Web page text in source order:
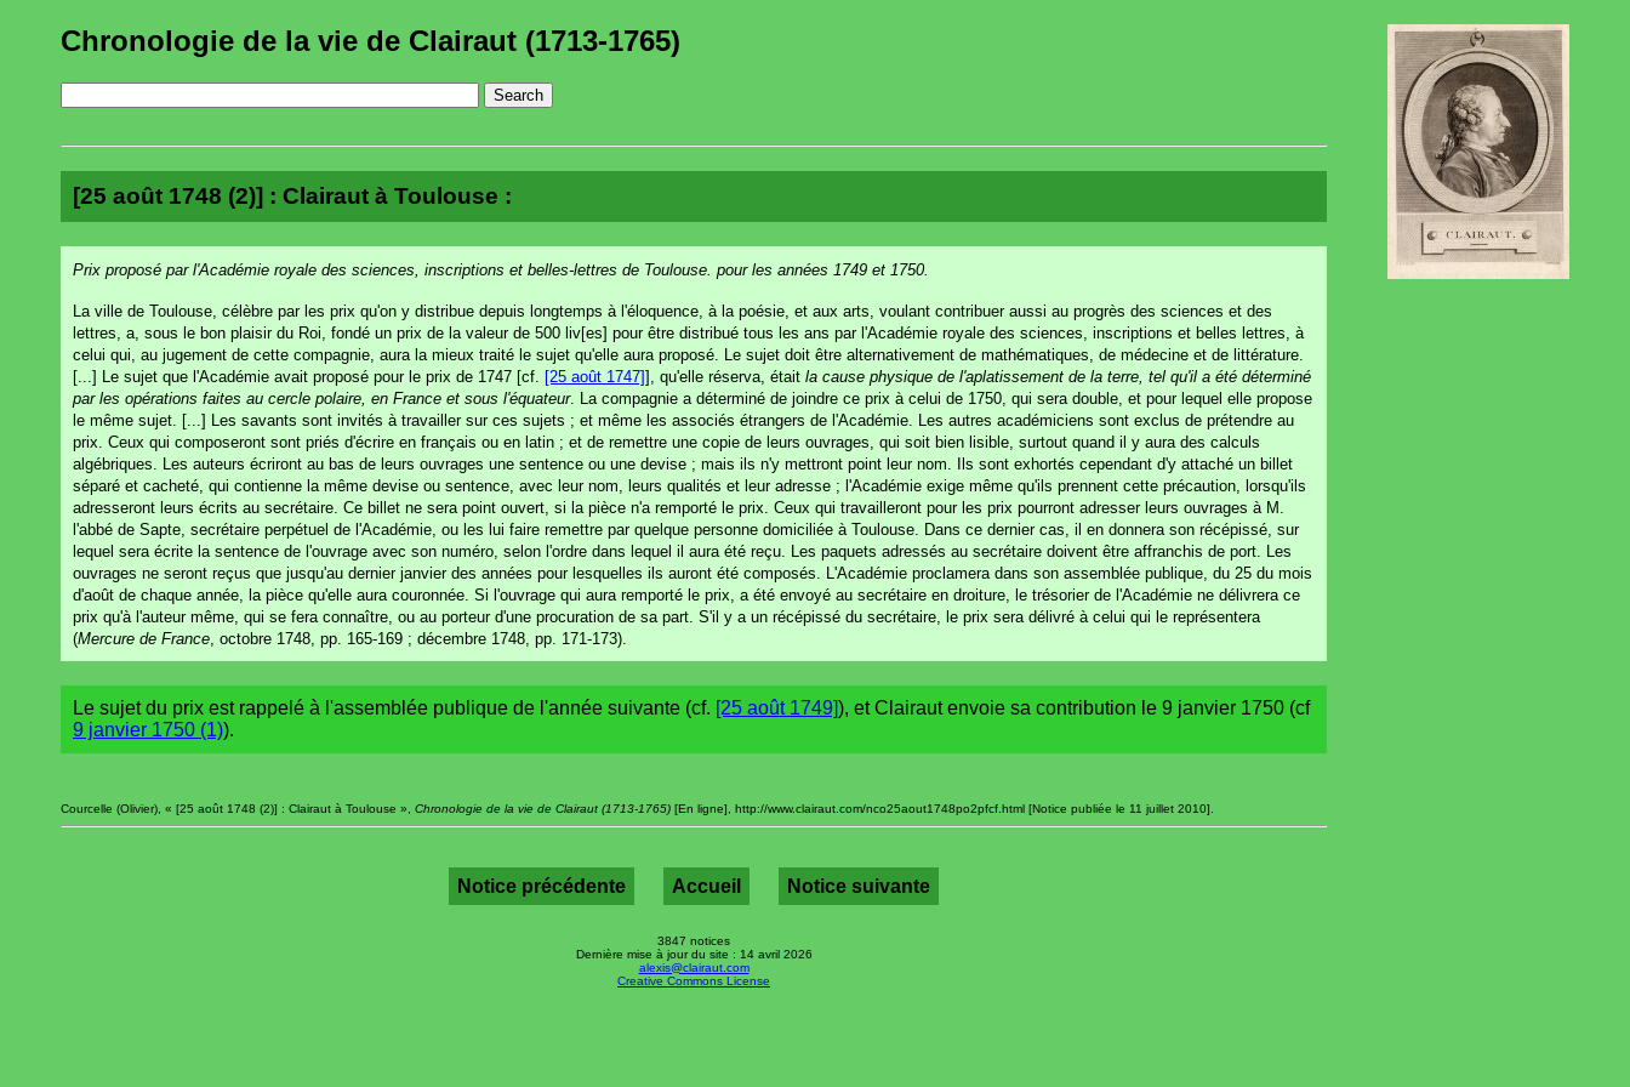
Chronologie de la vie de Clairaut (1713-1765)
[25 août 1748 (2)] : Clairaut à Toulouse :
Prix proposé par l'Académie royale des sciences, inscriptions et belles-lettres de Toulouse. pour les années 1749 et 1750.
La ville de Toulouse, célèbre par les prix qu'on y distribue depuis longtemps à l'éloquence, à la poésie, et aux arts, voulant contribuer aussi au progrès des sciences et des
lettres, a, sous le bon plaisir du Roi, fondé un prix de la valeur de 500 liv[es] pour être distribué tous les ans par l'Académie royale des sciences, inscriptions et belles lettres, à
celui qui, au jugement de cette compagnie, aura la mieux traité le sujet qu'elle aura proposé. Le sujet doit être alternativement de mathématiques, de médecine et de littérature.
[...] Le sujet que l'Académie avait proposé pour le prix de 1747 [cf.
[25 août 1747]], qu'elle réserva, était la cause physique de l'aplatissement de la terre, tel qu'il a été déterminé
par les opérations faites au cercle polaire, en France et sous l'équateur. La compagnie a déterminé de joindre ce prix à celui de 1750, qui sera double, et pour lequel elle propose
le même sujet. [...] Les savants sont invités à travailler sur ces sujets ; et même les associés étrangers de l'Académie. Les autres académiciens sont exclus de prétendre au
prix. Ceux qui composeront sont priés d'écrire en français ou en latin ; et de remettre une copie de leurs ouvrages, qui soit bien lisible, surtout quand il y aura des calculs
algébriques. Les auteurs écriront au bas de leurs ouvrages une sentence ou une devise ; mais ils n'y mettront point leur nom. Ils sont exhortés cependant d'y attaché un billet
séparé et cacheté, qui contienne la même devise ou sentence, avec leur nom, leurs qualités et leur adresse ; l'Académie exige même qu'ils prennent cette précaution, lorsqu'ils
adresseront leurs écrits au secrétaire. Ce billet ne sera point ouvert, si la pièce n'a remporté le prix. Ceux qui travailleront pour les prix pourront adresser leurs ouvrages à M.
l'abbé de Sapte, secrétaire perpétuel de l'Académie, ou les lui faire remettre par quelque personne domiciliée à Toulouse. Dans ce dernier cas, il en donnera son récépissé, sur
lequel sera écrite la sentence de l'ouvrage avec son numéro, selon l'ordre dans lequel il aura été reçu. Les paquets adressés au secrétaire doivent être affranchis de port. Les
ouvrages ne seront reçus que jusqu'au dernier janvier des années pour lesquelles ils auront été composés. L'Académie proclamera dans son assemblée publique, du 25 du mois
d'août de chaque année, la pièce qu'elle aura couronnée. Si l'ouvrage qui aura remporté le prix, a été envoyé au secrétaire en droiture, le trésorier de l'Académie ne délivrera ce
prix qu'à l'auteur même, qui se fera connaître, ou au porteur d'une procuration de sa part. S'il y a un récépissé du secrétaire, le prix sera délivré à celui qui le représentera
(Mercure de France , octobre 1748, pp. 165-169 ; décembre 1748, pp. 171-173).
Le sujet du prix est rappelé à l'assemblée publique de l'année suivante (cf. [25 août 1749]), et Clairaut envoie sa contribution le 9 janvier 1750 (cf
9 janvier 1750 (1)).
Courcelle (Olivier), « [25 août 1748 (2)] : Clairaut à Toulouse », Chronologie de la vie de Clairaut (1713-1765) [En ligne], http://www.clairaut.com/nco25aout1748po2pfcf.html [Notice publiée le 11 juillet 2010].
Notice précédente Accueil Notice suivante
3847 notices
Dernière mise à jour du site : 14 avril 2026
alexis@clairaut.com
Creative Commons License